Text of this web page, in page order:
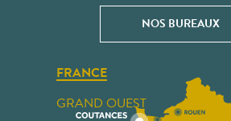
NOS BUREAUX
FRANCE
GRAND OUEST